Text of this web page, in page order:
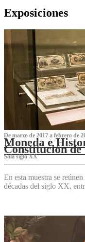
Exposiciones
De marzo de 2017 a febrero de
Moneda e
Constitución de
Sala siglo XX
En esta muestra se
décadas del siglo XX,